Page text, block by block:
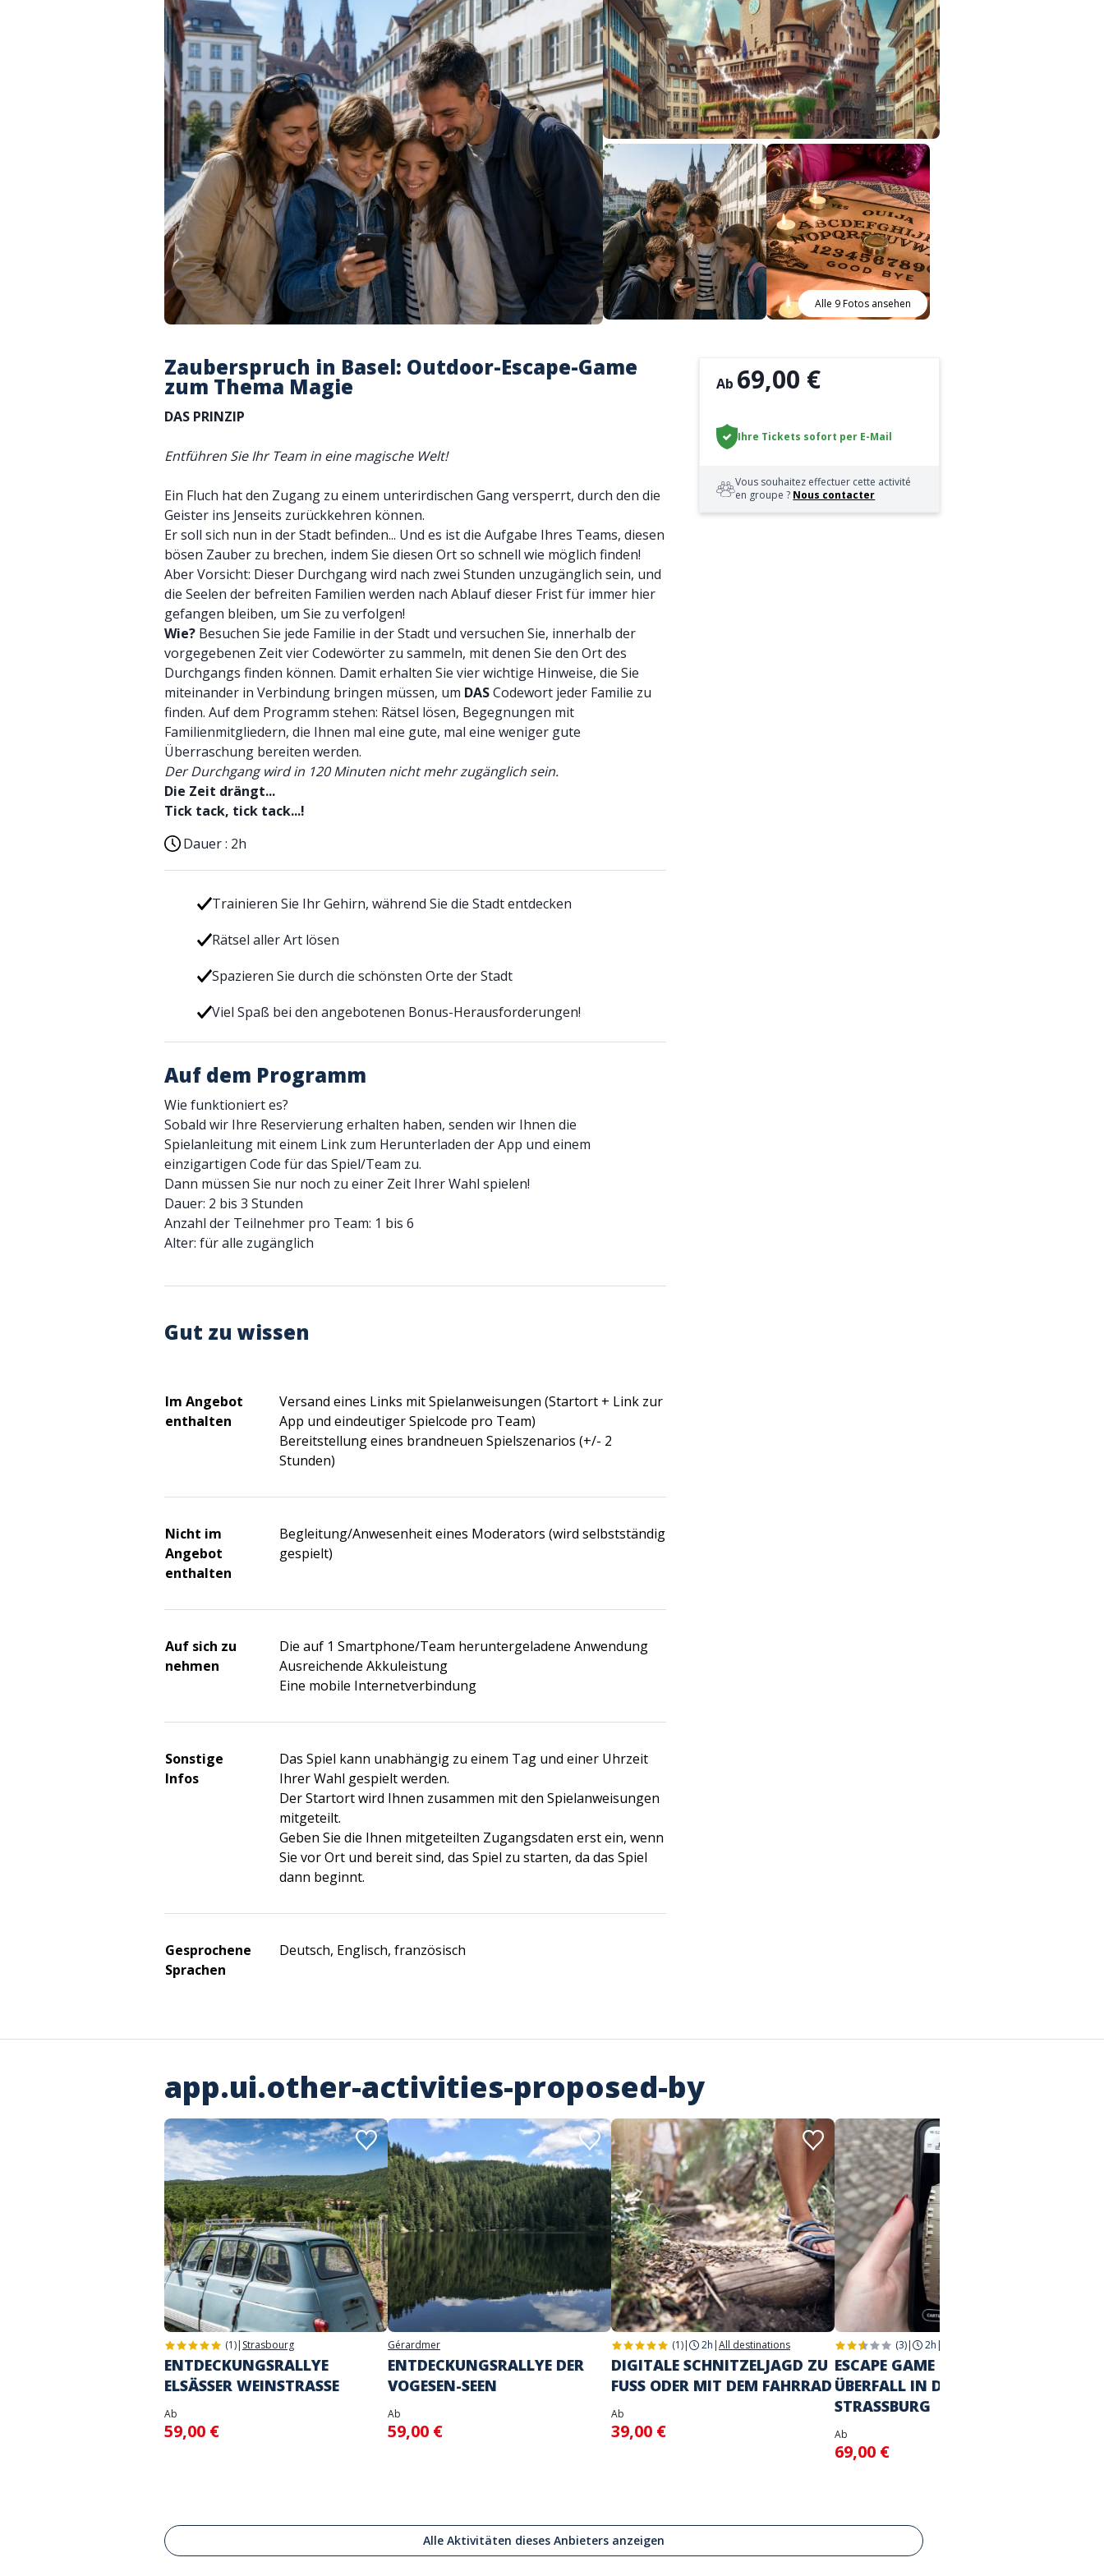
Alle 9 Fotos ansehen
Zauberspruch in Basel: Outdoor-Escape-Game
zum Thema Magie
DAS PRINZIP
Entführen Sie Ihr Team in eine magische Welt!
Ein Fluch hat den Zugang zu einem unterirdischen Gang versperrt, durch den die
Geister ins Jenseits zurückkehren können.
Er soll sich nun in der Stadt befinden... Und es ist die Aufgabe Ihres Teams, diesen
bösen Zauber zu brechen, indem Sie diesen Ort so schnell wie möglich finden!
Aber Vorsicht: Dieser Durchgang wird nach zwei Stunden unzugänglich sein, und
die Seelen der befreiten Familien werden nach Ablauf dieser Frist für immer hier
gefangen bleiben, um Sie zu verfolgen!
Wie? Besuchen Sie jede Familie in der Stadt und versuchen Sie, innerhalb der
vorgegebenen Zeit vier Codewörter zu sammeln, mit denen Sie den Ort des
Durchgangs finden können. Damit erhalten Sie vier wichtige Hinweise, die Sie
miteinander in Verbindung bringen müssen, um DASCodewort jeder Familie zu
finden. Auf dem Programm stehen: Rätsel lösen, Begegnungen mit
Familienmitgliedern, die Ihnen mal eine gute, mal eine weniger gute
Überraschung bereiten werden.
Der Durchgang wird in 120 Minuten nicht mehr zugänglich sein.
Die Zeit drängt...
Tick tack, tick tack...!
Dauer : 2h
Trainieren Sie Ihr Gehirn, während Sie die Stadt entdecken
Rätsel aller Art lösen
Spazieren Sie durch die schönsten Orte der Stadt
Viel Spaß bei den angebotenen Bonus-Herausforderungen!
Auf dem Programm
Wie funktioniert es?
Sobald wir Ihre Reservierung erhalten haben, senden wir Ihnen die
Spielanleitung mit einem Link zum Herunterladen der App und einem
einzigartigen Code für das Spiel/Team zu.
Dann müssen Sie nur noch zu einer Zeit Ihrer Wahl spielen!
Dauer: 2 bis 3 Stunden
Anzahl der Teilnehmer pro Team: 1 bis 6
Alter: für alle zugänglich
Gut zu wissen
Im Angebot
enthalten
Versand eines Links mit Spielanweisungen (Startort + Link zur
App und eindeutiger Spielcode pro Team)
Bereitstellung eines brandneuen Spielszenarios (+/- 2
Stunden)
Nicht im
Angebot
enthalten
Begleitung/Anwesenheit eines Moderators (wird selbstständig
gespielt)
Auf sich zu
nehmen
Die auf 1 Smartphone/Team heruntergeladene Anwendung
Ausreichende Akkuleistung
Eine mobile Internetverbindung
Sonstige
Infos
Das Spiel kann unabhängig zu einem Tag und einer Uhrzeit
Ihrer Wahl gespielt werden.
Der Startort wird Ihnen zusammen mit den Spielanweisungen
mitgeteilt.
Geben Sie die Ihnen mitgeteilten Zugangsdaten erst ein, wenn
Sie vor Ort und bereit sind, das Spiel zu starten, da das Spiel
dann beginnt.
Gesprochene
Sprachen
Deutsch, Englisch, französisch
Ab 69,00 €
Ihre Tickets sofort per E-Mail
Vous souhaitez effectuer cette activité
en groupe ? Nous contacter
app.ui.other-activities-proposed-by
(1)| Strasbourg
ENTDECKUNGSRALLYE
ELSÄSSER WEINSTRASSE
Ab
59,00 €
Gérardmer
ENTDECKUNGSRALLYE DER
VOGESEN-SEEN
Ab
59,00 €
(1)| 2h |All destinations
DIGITALE SCHNITZELJAGD ZU
FUSS ODER MIT DEM FAHRRAD
Ab
39,00 €
(3)| 2h |
ESCAPE GAME IN DER STADT
ÜBERFALL IN DER CASA
STRASSBURG
Ab
69,00 €
Alle Aktivitäten dieses Anbieters anzeigen